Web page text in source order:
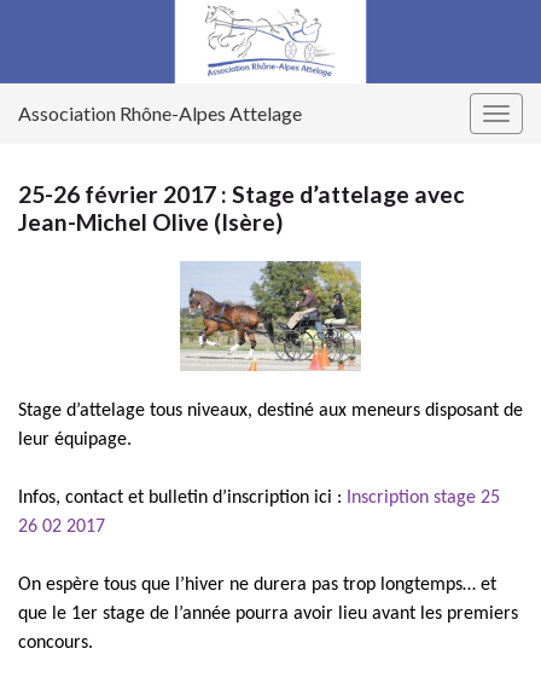
Association Rhône-Alpes Attelage
25-26 février 2017 : Stage d’attelage avec
Jean-Michel Olive (Isère)
Stage d’attelage tous niveaux, destiné aux meneurs disposant de
leur équipage.
Infos, contact et bulletin d’inscription ici :
Inscription stage 25
26 02 2017
On espère tous que l’hiver ne durera pas trop longtemps… et
que le 1er stage de l’année pourra avoir lieu avant les premiers
concours.